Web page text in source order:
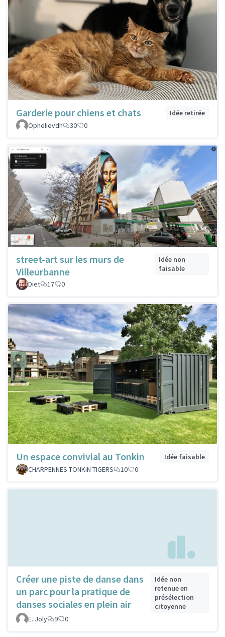
Garderie pour chiens et chats
Idée retirée
Ophelievdh
30 0
street-art sur les murs de
Villeurbanne
Idée non
faisable
Diet
17 0
Un espace convivial au Tonkin
Idée faisable
CHARPENNES TONKIN TIGERS
10 0
Créer une piste de danse dans
un parc pour la pratique de
danses sociales en plein air
Idée non
retenue en
présélection
citoyenne
E. Joly
9 0